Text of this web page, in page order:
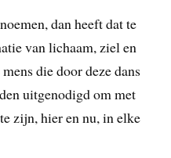
dan heeft dat te
van lichaam, ziel en
die door deze dans
uitgenodigd om met
zijn, hier en nu, in elke